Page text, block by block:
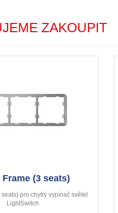
ZAKOUPIT
Frame (3 seats)
pro chytrý vypínač světel
LightSwitch